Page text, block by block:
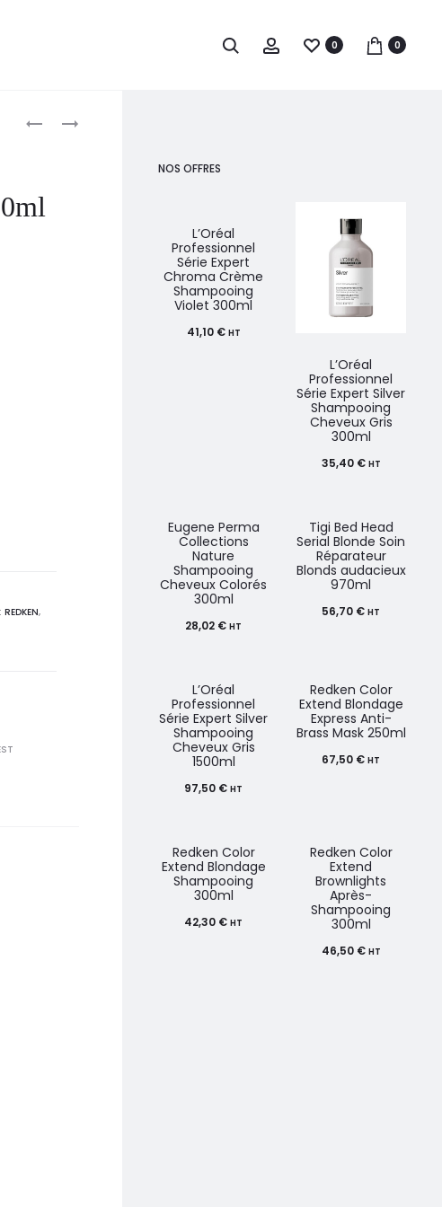
0 0
Product
navigation
L’ORÉAL
REDKEN
REDKEN,
NOS OFFRES
L’Oréal
Professionnel
Série Expert
Chroma Crème
Shampooing
Violet 300ml
41,10 € HT
L’Oréal
Professionnel
Série Expert Silver
Shampooing
Cheveux Gris
300ml
35,40 € HT
Eugene Perma
Collections
Nature
Shampooing
Cheveux Colorés
300ml
28,02 € HT
Tigi Bed Head
Serial Blonde Soin
Réparateur
Blonds audacieux
970ml
56,70 € HT
L’Oréal
Professionnel
Série Expert Silver
Shampooing
Cheveux Gris
1500ml
97,50 € HT
Redken Color
Extend Blondage
Express Anti-
Brass Mask 250ml
67,50 € HT
Redken Color
Extend Blondage
Shampooing
300ml
42,30 € HT
Redken Color
Extend
Brownlights
Après-
Shampooing
300ml
46,50 € HT